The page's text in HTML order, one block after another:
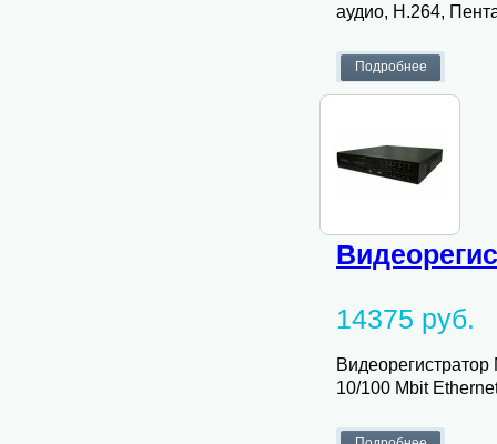
аудио, H.264,
14375 руб.
10/100 Mbit